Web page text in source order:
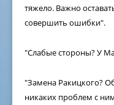
тяжело. Важно
совершить ошибки".
"Слабые стороны? У
"Замена Ракицкого?
никаких проблем с